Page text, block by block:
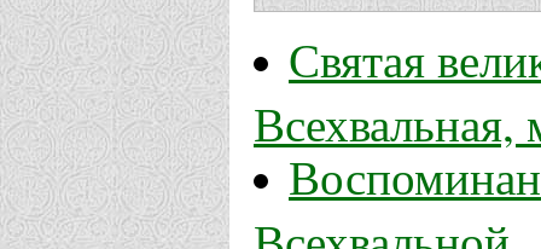
Святая
Всехвальной